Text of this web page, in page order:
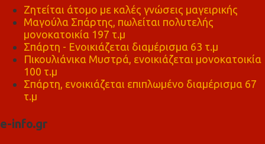
Ζητείται άτομο με καλές γνώσεις μαγειρικής
Μαγούλα Σπάρτης, πωλείται πολυτελής
μονοκατοικία 197 τ.μ
Σπάρτη - Ενοικιάζεται διαμέρισμα 63 τ.μ
Πικουλιάνικα Μυστρά, ενοικιάζεται μονοκατοικία
100 τ.μ
Σπάρτη, ενοικιάζεται επιπλωμένο διαμέρισμα 67
τ.μ
e-info.gr